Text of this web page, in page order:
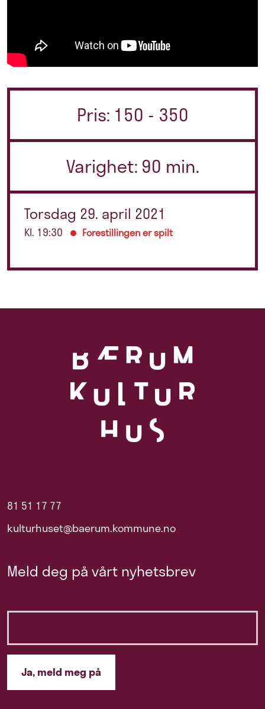
Pris: 150 - 350
Varighet: 90 min.
Torsdag 29. april 2021
Kl. 19:30 Forestillingen er spilt
81 51 17 77
kulturhuset@baerum.kommune.no
Meld deg på vårt nyhetsbrev